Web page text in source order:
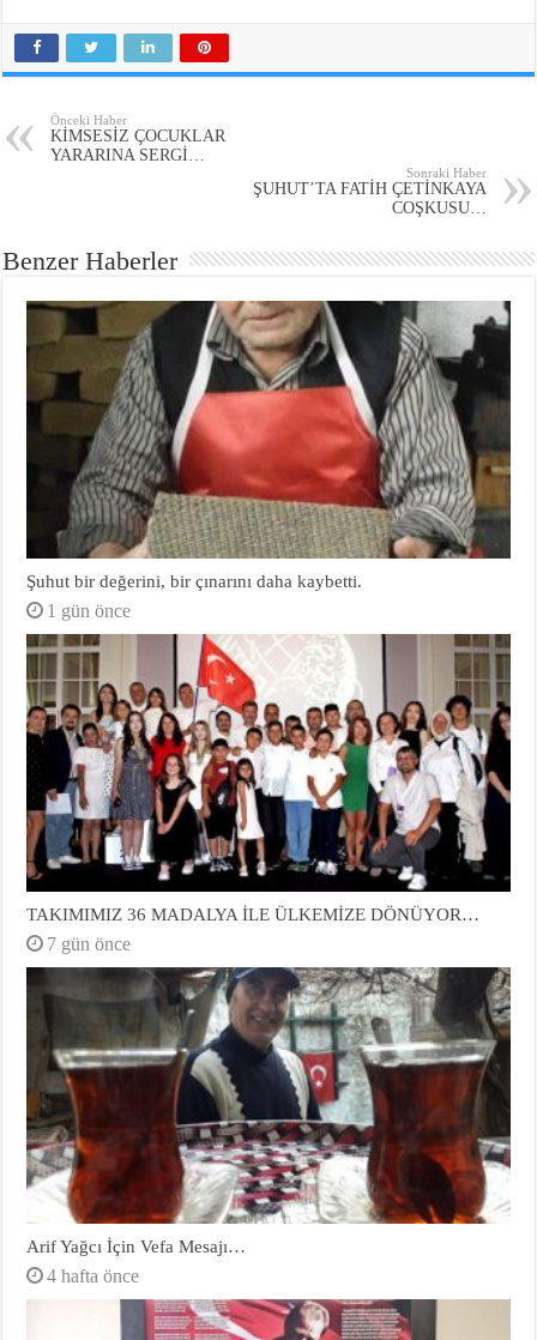
Önceki Haber
KİMSESİZ ÇOCUKLAR
YARARINA SERGİ…
Sonraki Haber
ŞUHUT’TA FATİH ÇETİNKAYA
COŞKUSU…
Benzer Haberler
Şuhut bir değerini, bir çınarını daha kaybetti.
1 gün önce
TAKIMIMIZ 36 MADALYA İLE ÜLKEMİZE DÖNÜYOR…
7 gün önce
Arif Yağcı İçin Vefa Mesajı…
4 hafta önce